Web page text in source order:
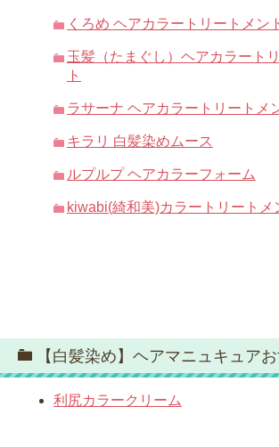
くろめ ヘアカラートリートメン
玉髪（たまぐし）ヘアカラート
ト
ラサーナ ヘアカラートリートメ
キラリ 白髪染めムース
ルプルプ ヘアカラーフォーム
kiwabi(綺和美)カラートリートメ
【白髪染め】ヘアマニュキュア
利尻カラークリーム